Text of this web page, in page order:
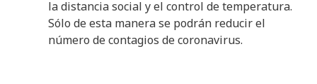
la distancia social y el control de temperatura.
Sólo de esta manera se podrán reducir el
número de contagios de coronavirus.